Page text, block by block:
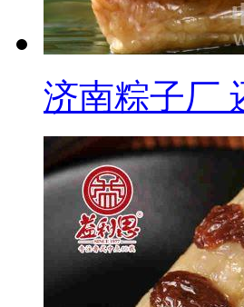
服务，为您带
我们经营了半
希望能够给每
提供高品质产
生产厂家。
------益利思，
济南粽子厂